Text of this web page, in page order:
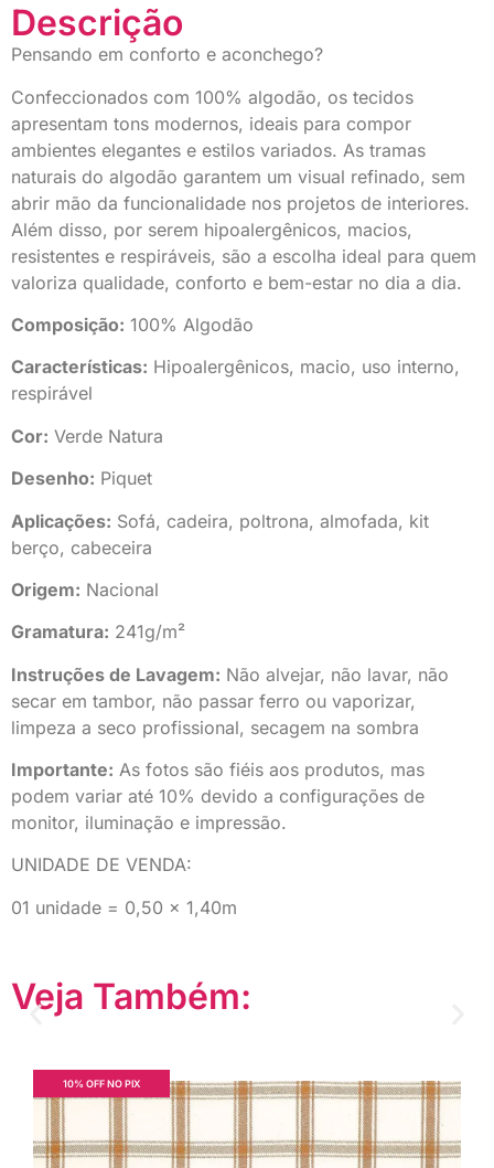
Descrição
Pensando em conforto e aconchego?
Confeccionados com 100% algodão, os tecidos
apresentam tons modernos, ideais para compor
ambientes elegantes e estilos variados. As tramas
naturais do algodão garantem um visual refinado, sem
abrir mão da funcionalidade nos projetos de interiores.
Além disso, por serem hipoalergênicos, macios,
resistentes e respiráveis, são a escolha ideal para quem
valoriza qualidade, conforto e bem-estar no dia a dia.
Composição: 100% Algodão
Características: Hipoalergênicos, macio, uso interno,
respirável
Cor: Verde Natura
Desenho: Piquet
Aplicações: Sofá, cadeira, poltrona, almofada, kit
berço, cabeceira
Origem: Nacional
Gramatura: 241g/m²
Instruções de Lavagem: Não alvejar, não lavar, não
secar em tambor, não passar ferro ou vaporizar,
limpeza a seco profissional, secagem na sombra
Importante: As fotos são fiéis aos produtos, mas
podem variar até 10% devido a configurações de
monitor, iluminação e impressão.
UNIDADE DE VENDA:
01 unidade = 0,50 x 1,40m
Veja Também:
10% OFF NO PIX